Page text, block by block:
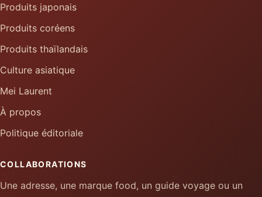
Produits japonais
Produits coréens
Produits thaïlandais
Culture asiatique
Mei Laurent
À propos
Politique éditoriale
COLLABORATIONS
Une adresse, une marque food, un guide voyage ou un